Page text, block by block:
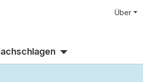
Über